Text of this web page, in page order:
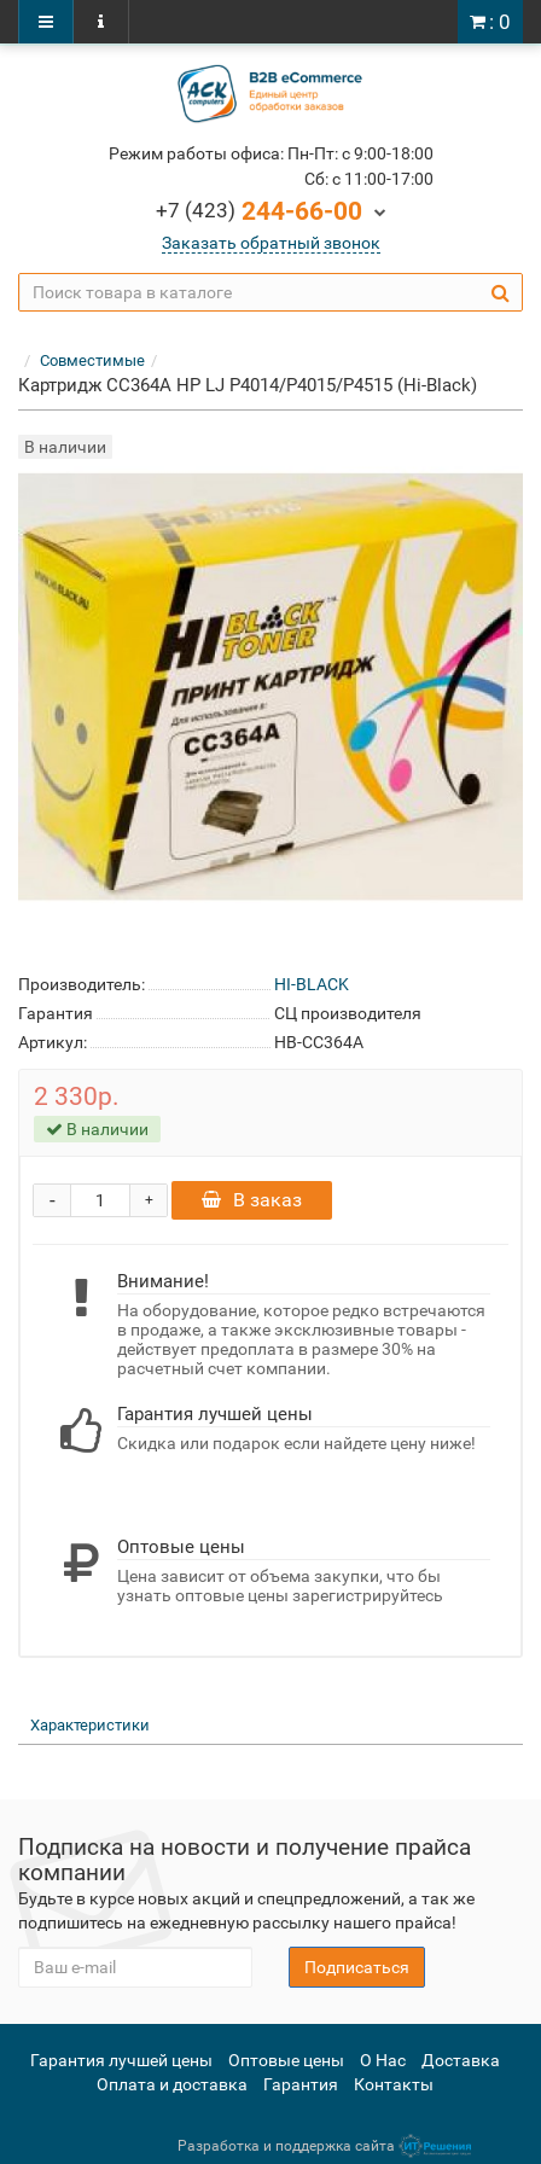
: 0
Режим работы офиса: Пн-Пт: c 9:00-18:00
Cб: c 11:00-17:00
+7 (423) 244-66-00
Заказать обратный звонок
Совместимые
Картридж CC364A HP LJ P4014/P4015/P4515 (Hi-Black)
В наличии
Производитель:
HI-BLACK
Гарантия
СЦ производителя
Артикул:
HB-CC364A
2 330р.
В наличии
+
- В заказ
Внимание!
На оборудование, которое редко встречаются
в продаже, а также эксклюзивные товары -
действует предоплата в размере 30% на
расчетный счет компании.
Гарантия лучшей цены
Скидка или подарок если найдете цену ниже!
Оптовые цены
Цена зависит от объема закупки, что бы
узнать оптовые цены зарегистрируйтесь
Характеристики
Подписка на новости и получение прайса
компании
Будьте в курсе новых акций и спецпредложений, а так же
подпишитесь на ежедневную рассылку нашего прайса!
Подписаться
Гарантия лучшей цены Оптовые цены О Нас
Доставка
Оплата и доставка
Гарантия Контакты
Разработка и поддержка сайта